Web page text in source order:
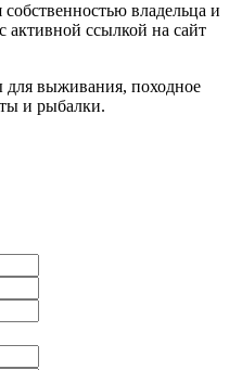
владельца и
активной ссылкой на сайт
для выживания, походное
и рыбалки.